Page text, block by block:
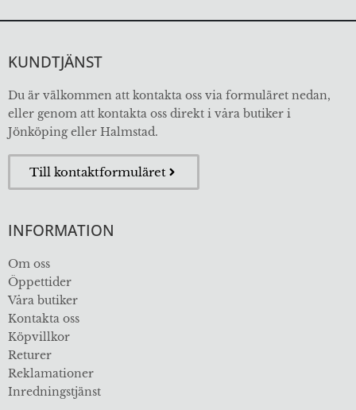
KUNDTJÄNST
Du är välkommen att kontakta oss via formuläret nedan,
eller genom att kontakta oss direkt i våra butiker i
Jönköping eller Halmstad.
Till kontaktformuläret
INFORMATION
Om oss
Öppettider
Våra butiker
Kontakta oss
Köpvillkor
Returer
Reklamationer
Inredningstjänst